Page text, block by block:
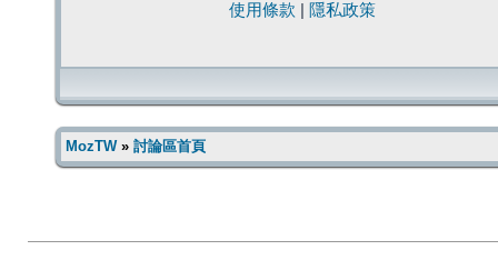
使用條款
隱私政策
MozTW» 討論區首頁